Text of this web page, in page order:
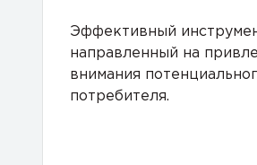
Эффективный
направленный на
внимания
потребителя.